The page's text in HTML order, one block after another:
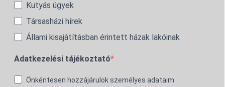
Kutyás ügyek
Társasházi hírek
Állami kisajátításban érintett házak lakóinak
Adatkezelési tájékoztató
Önkéntesen hozzájárulok személyes adataim